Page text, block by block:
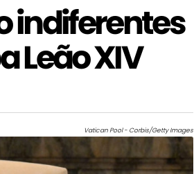
indiferentes
Leão XIV
Vatican Pool - Corbis/Getty Images